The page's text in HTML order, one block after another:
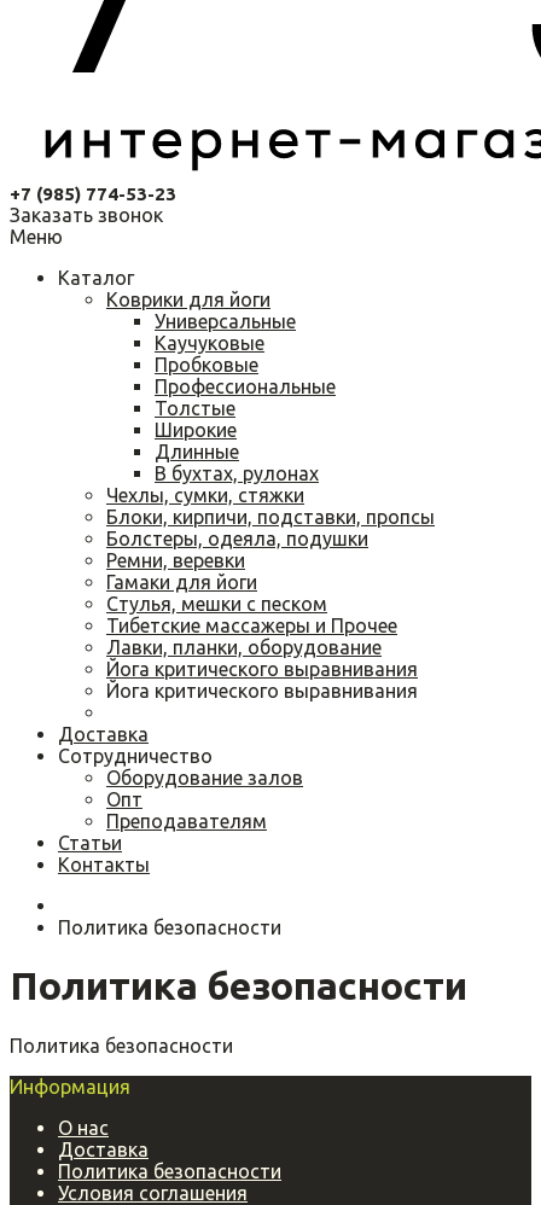
+7 (985) 774-53-23
Заказать звонок
Меню
Каталог
Коврики для йоги
Универсальные
Каучуковые
Пробковые
Профессиональные
Толстые
Широкие
Длинные
В бухтах, рулонах
Чехлы, сумки, стяжки
Блоки, кирпичи, подставки, пропсы
Болстеры, одеяла, подушки
Ремни, веревки
Гамаки для йоги
Cтулья, мешки с песком
Тибетские массажеры и Прочее
Лавки, планки, оборудование
Йога критического выравнивания
Йога критического выравнивания
Доставка
Сотрудничество
Оборудование залов
Опт
Преподавателям
Статьи
Контакты
Политика безопасности
Политика безопасности
Политика безопасности
Информация
О нас
Доставка
Политика безопасности
Условия соглашения